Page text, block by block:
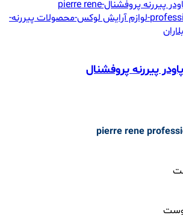
پیررنه پروفشنال
pierre rene